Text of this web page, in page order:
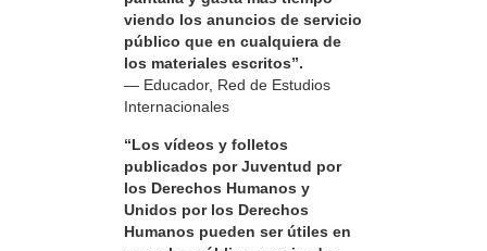
viendo los anuncios de servicio
público que en cualquiera de
los materiales escritos”.
— Educador, Red de Estudios
Internacionales
“Los vídeos y folletos
publicados por Juventud por
los Derechos Humanos y
Unidos por los Derechos
Humanos pueden ser útiles en